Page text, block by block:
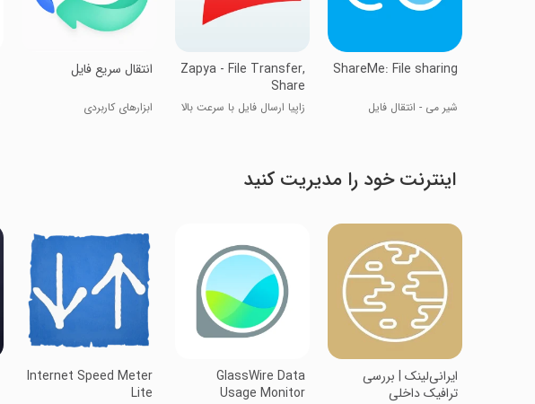
ShareMe: File sharing
شیر می - انتقال فایل
Zapya - File Transfer,
Share
زاپیا ارسال فایل با سرعت بالا
‏انتقال سریع فایل
ابزارهای کاربردی
اینترنت خود را مدیریت کنید
ایرانی‌لینک | بررسی
ترافیک داخلی
GlassWire Data
Usage Monitor
Internet Speed Meter
Lite